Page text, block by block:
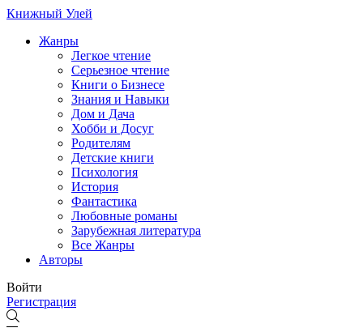
Книжный Улей
Жанры
Легкое чтение
Серьезное чтение
Книги о Бизнесе
Знания и Навыки
Дом и Дача
Хобби и Досуг
Родителям
Детские книги
Психология
История
Фантастика
Любовные романы
Зарубежная литература
Все Жанры
Авторы
Войти
Регистрация